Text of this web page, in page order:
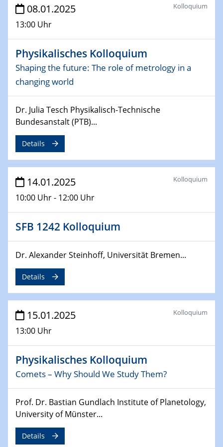
Sfb-trr247-all Seminar
CataLysis Joint Colloquium)
Sfb-trr247-all Workshop
UnOCat
SFB/TRR 270 Kolloquium
11.02.2025
Social Hour
CENIDE / ZBT / IW
Natural Water to H2
Sfb-trr247-all Annual Meeting
CENIDE-BGU Seminar
27.02.2025
WIN & CENIDE Seminar Series on 2D-
MATURE
27.02.2025
Sfb-trr247-all Seminar
18.03.2025 - 19.03.2025
Kooperationsseminar
EIC Pathfinder
EU funding for early stage scientific, technological or
deep-tech R&D
08.01.2025
13:00 Uhr
Kolloquium
Physikalisches Kolloquium
Shaping the future: The role of metrology in a
changing world
Dr. Julia Tesch Physikalisch-Technische
Bundesanstalt (PTB)...
Details
14.01.2025
10:00 Uhr - 12:00 Uhr
Kolloquium
SFB 1242 Kolloquium
Dr. Alexander Steinhoff, Universität Bremen...
Details
15.01.2025
13:00 Uhr
Kolloquium
Physikalisches Kolloquium
Comets – Why Should We Study Them?
Prof. Dr. Bastian Gundlach Institute of Planetology,
University of Münster...
Details